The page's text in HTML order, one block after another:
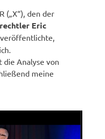
(„X“), den der
Eric
die Analyse von
meine